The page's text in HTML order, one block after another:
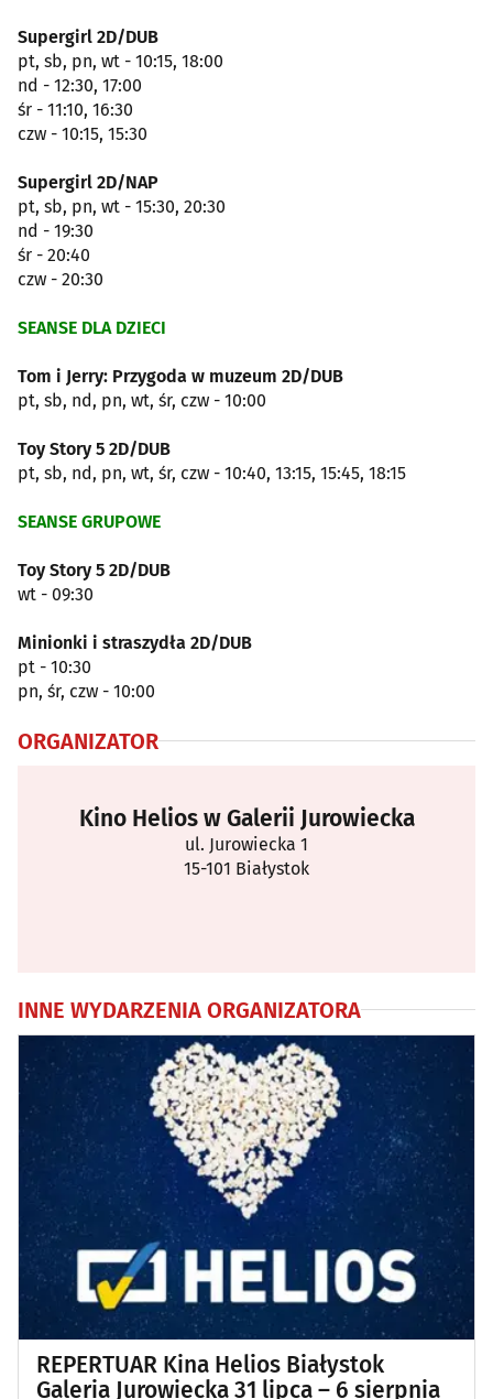
Supergirl 2D/DUB
pt, sb, pn, wt - 10:15, 18:00
nd - 12:30, 17:00
śr - 11:10, 16:30
czw - 10:15, 15:30
Supergirl 2D/NAP
pt, sb, pn, wt - 15:30, 20:30
nd - 19:30
śr - 20:40
czw - 20:30
SEANSE DLA DZIECI
Tom i Jerry: Przygoda w muzeum 2D/DUB
pt, sb, nd, pn, wt, śr, czw - 10:00
Toy Story 5 2D/DUB
pt, sb, nd, pn, wt, śr, czw - 10:40, 13:15, 15:45, 18:15
SEANSE GRUPOWE
Toy Story 5 2D/DUB
wt - 09:30
Minionki i straszydła 2D/DUB
pt - 10:30
pn, śr, czw - 10:00
ORGANIZATOR
Kino Helios w Galerii Jurowiecka
ul. Jurowiecka 1
15-101 Białystok
INNE WYDARZENIA ORGANIZATORA
REPERTUAR Kina Helios Białystok
Galeria Jurowiecka 31 lipca – 6 sierpnia